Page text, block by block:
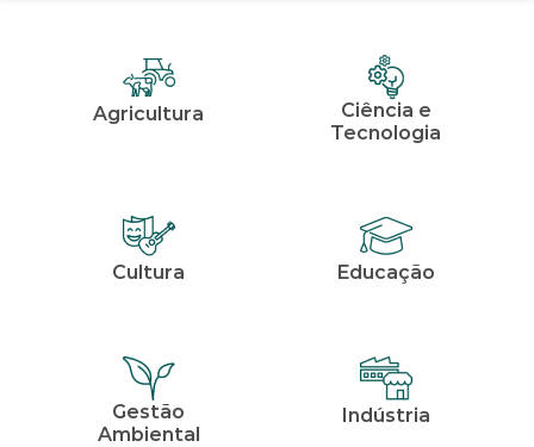
Agricultura
Ciência e
Tecnologia
Cultura Educação
Gestão
Ambiental
Indústria